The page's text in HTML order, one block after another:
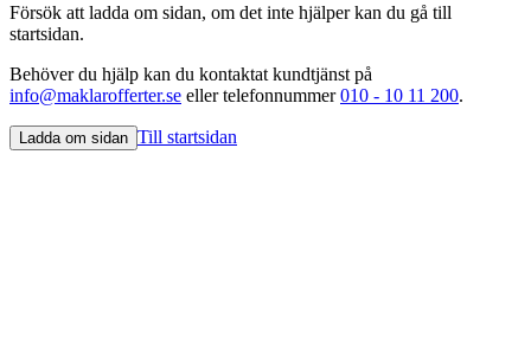
Försök att ladda om sidan, om det inte hjälper kan du gå till
startsidan.
Behöver du hjälp kan du kontaktat kundtjänst på
info@maklarofferter.se eller telefonnummer010 - 10 11 200.
Ladda om sidan Till startsidan